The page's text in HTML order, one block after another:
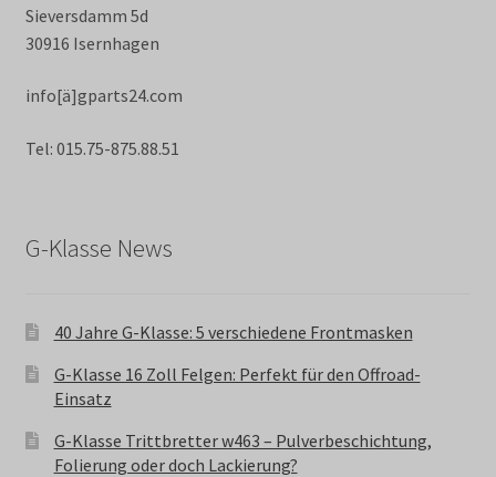
Sieversdamm 5d
30916 Isernhagen
info[ä]gparts24.com
Tel: 015.75-875.88.51
G-Klasse News
40 Jahre G-Klasse: 5 verschiedene Frontmasken
G-Klasse 16 Zoll Felgen: Perfekt für den Offroad-
Einsatz
G-Klasse Trittbretter w463 – Pulverbeschichtung,
Folierung oder doch Lackierung?